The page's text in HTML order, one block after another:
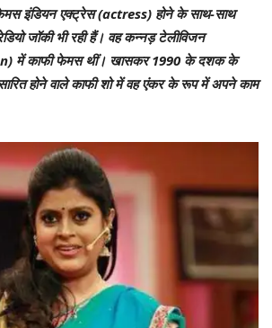
इंडियन एक्ट्रेस (actress) होने के साथ-साथ
जॉकी भी रही हैं। वह कन्नड़ टेलीविजन
में काफी फेमस थीं। खासकर 1990 के दशक के
होने वाले काफी शो में वह एंकर के रूप में अपने काम